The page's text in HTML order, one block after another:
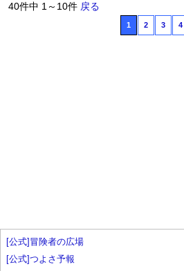
40件中 1～10件 戻る
1 2 3 4
[公式]冒険者の広場
[公式]つよさ予報